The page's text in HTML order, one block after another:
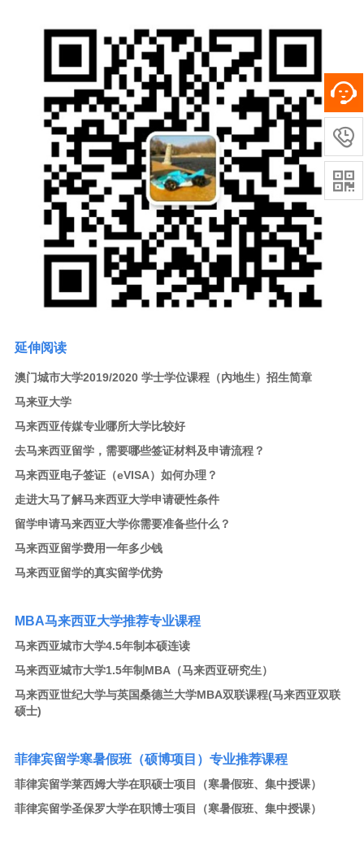
延伸阅读
澳门城市大学2019/2020 学士学位课程（內地生）招生简章
马来亚大学
马来西亚传媒专业哪所大学比较好
去马来西亚留学，需要哪些签证材料及申请流程？
马来西亚电子签证（eVISA）如何办理？
走进大马了解马来西亚大学申请硬性条件
留学申请马来西亚大学你需要准备些什么？
马来西亚留学费用一年多少钱
马来西亚留学的真实留学优势
MBA马来西亚大学推荐专业课程
马来西亚城市大学4.5年制本硕连读
马来西亚城市大学1.5年制MBA（马来西亚研究生）
马来西亚世纪大学与英国桑德兰大学MBA双联课程(马来西亚双联
硕士)
菲律宾留学寒暑假班（硕博项目）专业推荐课程
菲律宾留学莱西姆大学在职硕士项目（寒暑假班、集中授课）
菲律宾留学圣保罗大学在职博士项目（寒暑假班、集中授课）

